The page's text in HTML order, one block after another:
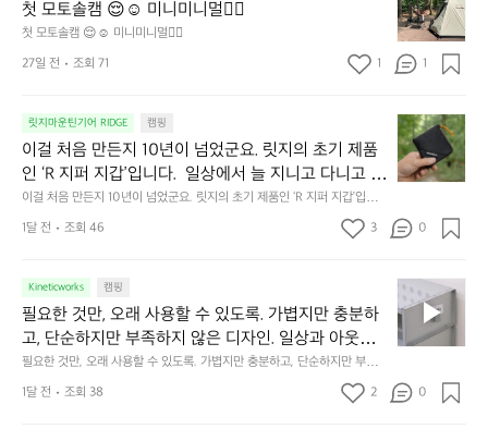
이 됩니다.  안녕히 주무세요.
자
연
속
에
의
휴
식
에
도
이
중
인
차
안
서
도
첫 모토솔캠 😌☺️ 미니미니멀👌🏼
첫 모토솔캠 😌☺️ 미니미니멀👌🏼
모
토
솔
캠
☺️
미
니
미
멀
👌🏼
27일 전 조회 71 1 1
릿지마운틴기어 RIDGE 캠핑
이걸 처음 만든지 10년이 넘었군요. 릿지의 초기 제품
인 ‘R 지퍼 지갑’입니다.  일상에서 늘 지니고 다니고 싶
어지는 물건에는 크기, 무게, 형태, 색감 사이의 아주 미
묘한 밸런스가 존재합니다.  예를 들자면 일에 집중하
느라 책상 위 가장자리에 대충 걸쳐 놓아도 시야에 걸
는 균형감에서 출발했습니다.  그중에서도 슬림함에 철
저히 집착했습니다. 튼튼한 내구도와 넉넉한 수납력을
해치치 않는 선에서, 가장 가볍고 얇게 설계했습니다.
이 디자인과 사용감은, 꼭 직접 손으로 만져보며 경험
해 보시기를 바랍니다.
이걸 처음 만든지 10년이 넘었군요. 릿지의 초기 제품인 ‘R 지퍼 지갑’입니
다.  일상에서 늘 지니고 다니고 싶어지는 물건에는 크기, 무게, 형태, 색감
사이의 아주 미묘한 밸런스가 존재합니다.  예를 들자면 일에 집중하느라 책
철저히 집착했습니다. 튼튼한 내구도와 넉넉한 수납력을 해치치 않는 선에
서, 가장 가볍고 얇게 설계했습니다.  이 디자인과 사용감은, 꼭 직접 손으로
만져보며 경험해 보시기를 바랍니다.
이
걸
처
음
든
0
년
이
넘
군
1달 전 조회 46 3 0
Kineticworks 캠핑
필요한 것만, 오래 사용할 수 있도록. 가볍지만 충분하
고, 단순하지만 부족하지 않은 디자인. 일상과 아웃도
어의 경계를 자연스럽게 이어주는 RIDGE MOUNTAIN
GEAR. 키네틱웍스에서 만나보세요.
필요한 것만, 오래 사용할 수 있도록. 가볍지만 충분하고, 단순하지만 부족하
지 않은 디자인. 일상과 아웃도어의 경계를 자연스럽게 이어주는 RIDGE M
OUNTAIN GEAR. 키네틱웍스에서 만나보세요.
필
요
한
것
오
1달 전 조회 38 2 0